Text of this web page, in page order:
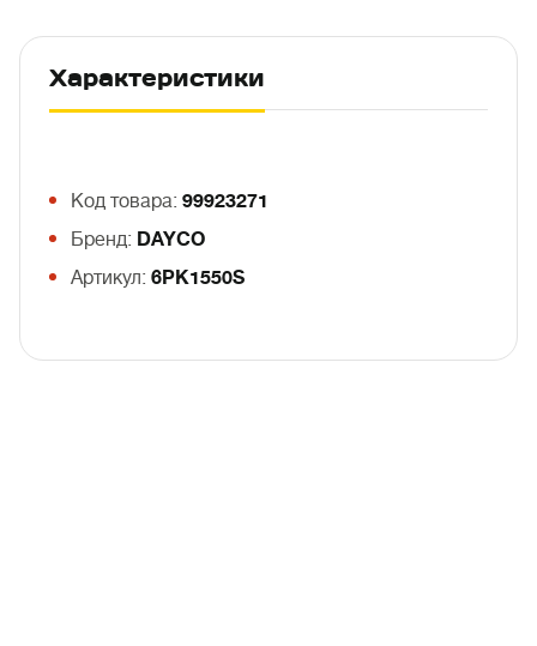
Характеристики
Код товара: 99923271
Бренд: DAYCO
Артикул: 6PK1550S